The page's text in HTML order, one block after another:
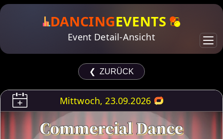
DANCINGEVENTS
Event Detail-Ansicht
❮ ZURÜCK
Mittwoch, 23.09.2026